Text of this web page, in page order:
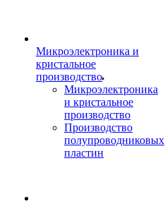
Микроэлектроника и
кристальное
производство
Микроэлектроника
и кристальное
производство
Производство
полупроводниковых
пластин